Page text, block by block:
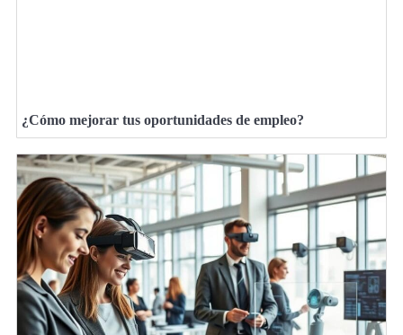
¿Cómo mejorar tus oportunidades de empleo?